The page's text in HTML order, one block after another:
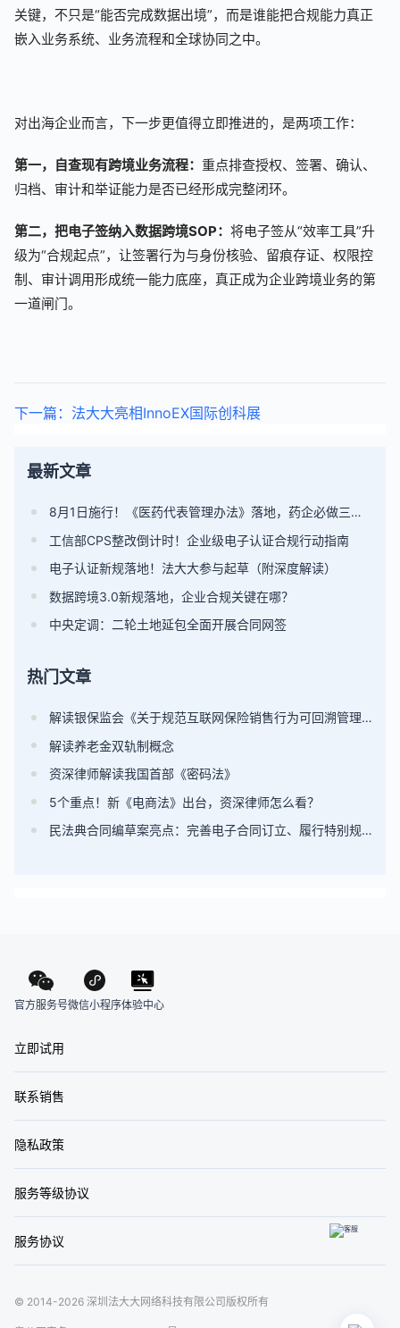
关键，不只是“能否完成数据出境”，而是谁能把合规能力真正
嵌入业务系统、业务流程和全球协同之中。
对出海企业而言，下一步更值得立即推进的，是两项工作：
第一，自查现有跨境业务流程： 重点排查授权、签署、确认、
归档、审计和举证能力是否已经形成完整闭环。
第二，把电子签纳入数据跨境SOP： 将电子签从“效率工具”升
级为“合规起点”，让签署行为与身份核验、留痕存证、权限控
制、审计调用形成统一能力底座，真正成为企业跨境业务的第
一道闸门。
下一篇：法大大亮相InnoEX国际创科展
最新文章
8月1日施行！《医药代表管理办法》落地，药企必做三件事
工信部CPS整改倒计时！企业级电子认证合规行动指南
电子认证新规落地！法大大参与起草（附深度解读）
数据跨境3.0新规落地，企业合规关键在哪？
中央定调：二轮土地延包全面开展合同网签
热门文章
解读银保监会《关于规范互联网保险销售行为可回溯管理的通知》（附全文）
解读养老金双轨制概念
资深律师解读我国首部《密码法》
5个重点！新《电商法》出台，资深律师怎么看？
民法典合同编草案亮点：完善电子合同订立、履行特别规则
官方服务号微信小程序体验中心
立即试用
联系销售
隐私政策
服务等级协议
服务协议
© 2014-2026 深圳法大大网络科技有限公司版权所有